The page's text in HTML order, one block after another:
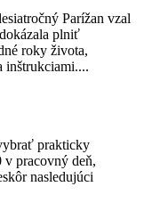
Parížan vzal
plniť
roky života,
inštrukciami....
prakticky
v pracovný deň,
nasledujúci